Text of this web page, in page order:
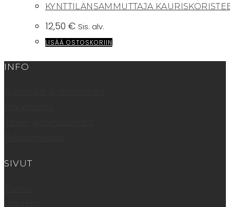
KYNTTILÄNSAMMUTTAJA
12,50 € Sis. alv.
LISÄÄ OSTOSKORIIN
INFO
SIVUT